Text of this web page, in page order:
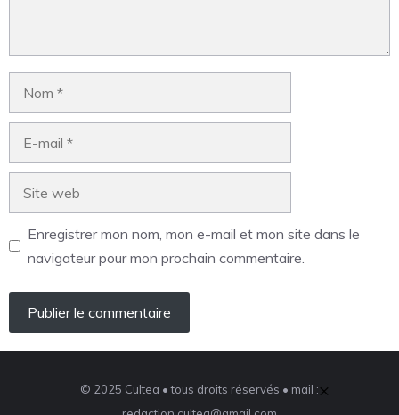
Enregistrer mon nom, mon e-mail et mon site dans le
navigateur pour mon prochain commentaire.
© 2025 Cultea • tous droits réservés • mail :×